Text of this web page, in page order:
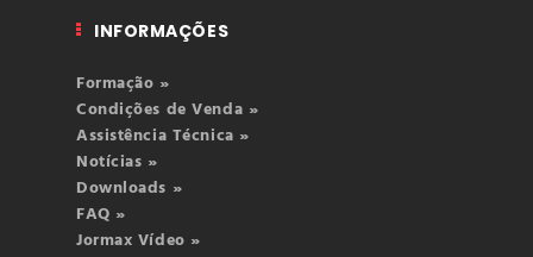
INFORMAÇÕES
Formação »
Condições de Venda »
Assistência Técnica »
Notícias »
Downloads »
FAQ »
Jormax Vídeo »